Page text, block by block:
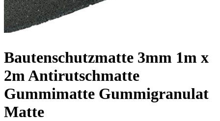
Bautenschutzmatte 3mm 1m x
2m Antirutschmatte
Gummimatte Gummigranulat
Matte